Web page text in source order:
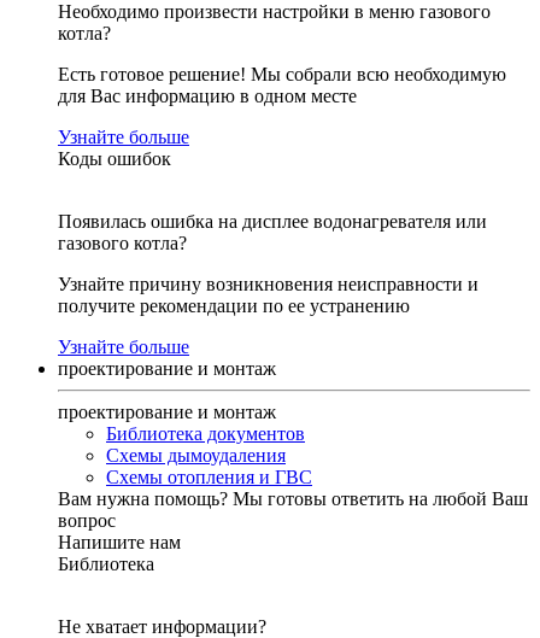
Необходимо произвести настройки в меню газового
котла?
Есть готовое решение! Мы собрали всю необходимую
для Вас информацию в одном месте
Узнайте больше
Коды ошибок
Появилась ошибка на дисплее водонагревателя или
газового котла?
Узнайте причину возникновения неисправности и
получите рекомендации по ее устранению
Узнайте больше
проектирование и монтаж
проектирование и монтаж
Библиотека документов
Схемы дымоудаления
Схемы отопления и ГВС
Вам нужна помощь? Мы готовы ответить на любой Ваш
вопрос
Напишите нам
Библиотека
Не хватает информации?